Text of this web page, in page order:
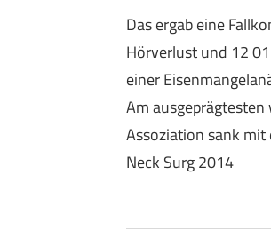
Das ergab eine
Hörverlust und 12
einer
Am
Assoziation sank mit
Neck Surg 2014